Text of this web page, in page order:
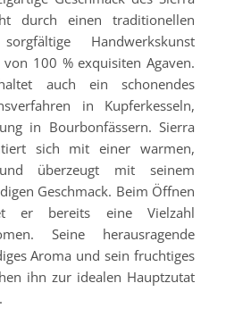
durch einen traditionellen
Handwerkskunst
100 % exquisiten Agaven.
auch ein schonendes
in Kupferkesseln,
in Bourbonfässern. Sierra
sich mit einer warmen,
überzeugt mit seinem
Geschmack. Beim Öffnen
er bereits eine Vielzahl
Seine herausragende
Aroma und sein fruchtiges
ihn zur idealen Hauptzutat